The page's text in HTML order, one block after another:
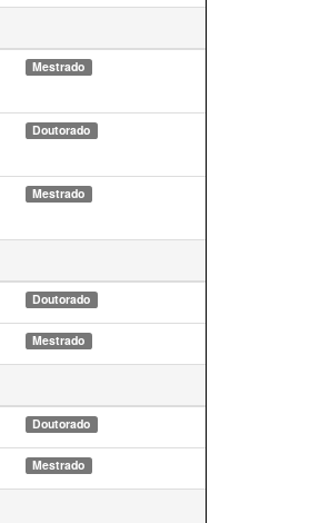
Mestrado
Doutorado
Mestrado
Doutorado
Mestrado
Doutorado
Mestrado